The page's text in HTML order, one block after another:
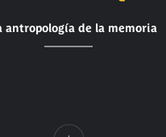
antropología de la memoria